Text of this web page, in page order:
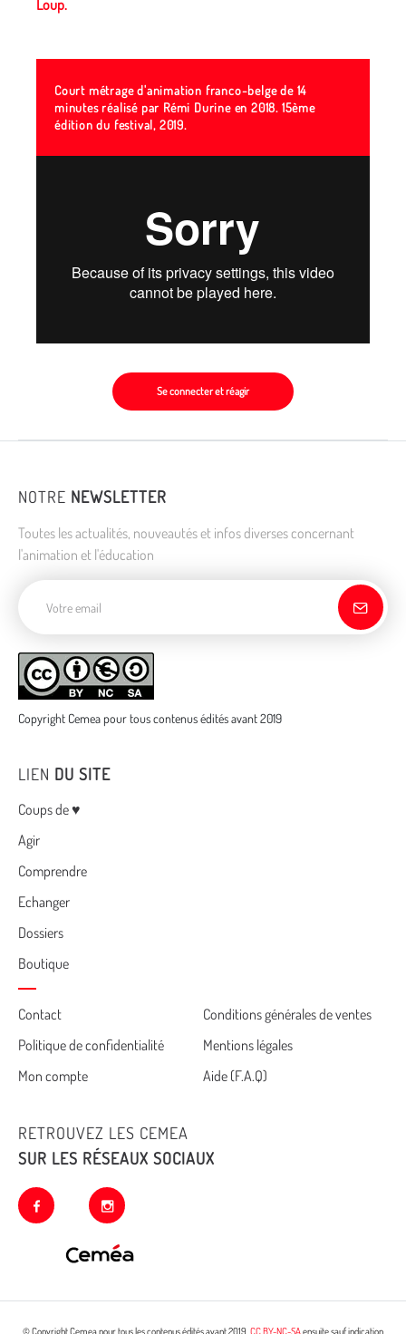
Loup.
Court métrage d'animation franco-belge de 14
minutes réalisé par Rémi Durine en 2018. 15ème
édition du festival, 2019.
Se connecter et réagir
NOTRE NEWSLETTER
Toutes les actualités, nouveautés et infos diverses concernant
l'animation et l'éducation
Copyright Cemea pour tous contenus édités avant 2019
LIEN DU SITE
Menu
Coups de ♥
Agir
Comprendre
Echanger
Dossiers
Boutique
Cemea
footer
Contact
Conditions générales de ventes
Politique de confidentialité
Mentions légales
Mon compte
Aide (F.A.Q)
RETROUVEZ LES CEMEA
SUR LES RÉSEAUX SOCIAUX
facebook instagram
© Copyright Cemea pour tous les contenus édités avant 2019. CC BY-NC-SAensuite sauf indication